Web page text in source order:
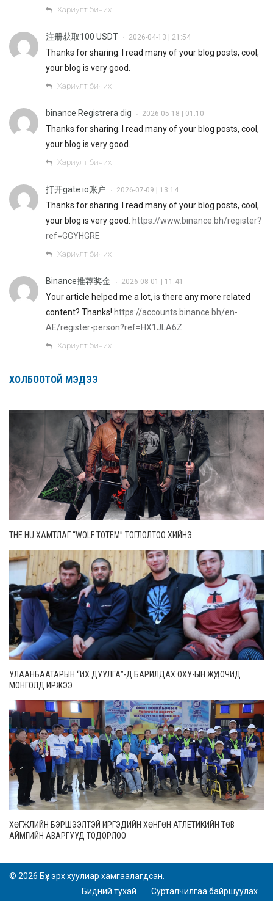
Хариулт бичих
注册获取100 USDT • 2026-04-13 | 21:54
Thanks for sharing. I read many of your blog posts, cool,
your blog is very good.
Хариулт бичих
binance Registrera dig • 2026-05-18 | 01:10
Thanks for sharing. I read many of your blog posts, cool,
your blog is very good.
Хариулт бичих
打开gate io账户 • 2026-07-09 | 13:14
Thanks for sharing. I read many of your blog posts, cool,
your blog is very good. https://www.binance.bh/register?
ref=GGYHGRE
Хариулт бичих
Binance推荐奖金 • 2026-08-01 | 11:41
Your article helped me a lot, is there any more related
content? Thanks! https://accounts.binance.bh/en-
AE/register-person?ref=HX1JLA6Z
Хариулт бичих
ХОЛБООТОЙ МЭДЭЭ
THE HU ХАМТЛАГ “WOLF TOTEM” ТОГЛОЛТОО ХИЙНЭ
УЛААНБААТАРЫН “ИХ ДУУЛГА”-Д БАРИЛДАХ ОХУ-ЫН ЖҮДОЧИД
МОНГОЛД ИРЖЭЭ
ХӨГЖЛИЙН БЭРШЭЭЛТЭЙ ИРГЭДИЙН ХӨНГӨН АТЛЕТИКИЙН ТӨВ
АЙМГИЙН АВАРГУУД ТОДОРЛОО
© 2026 Бүх эрх хуулиар хамгаалагдсан.
Бидний тухай
Сурталчилгаа байршуулах